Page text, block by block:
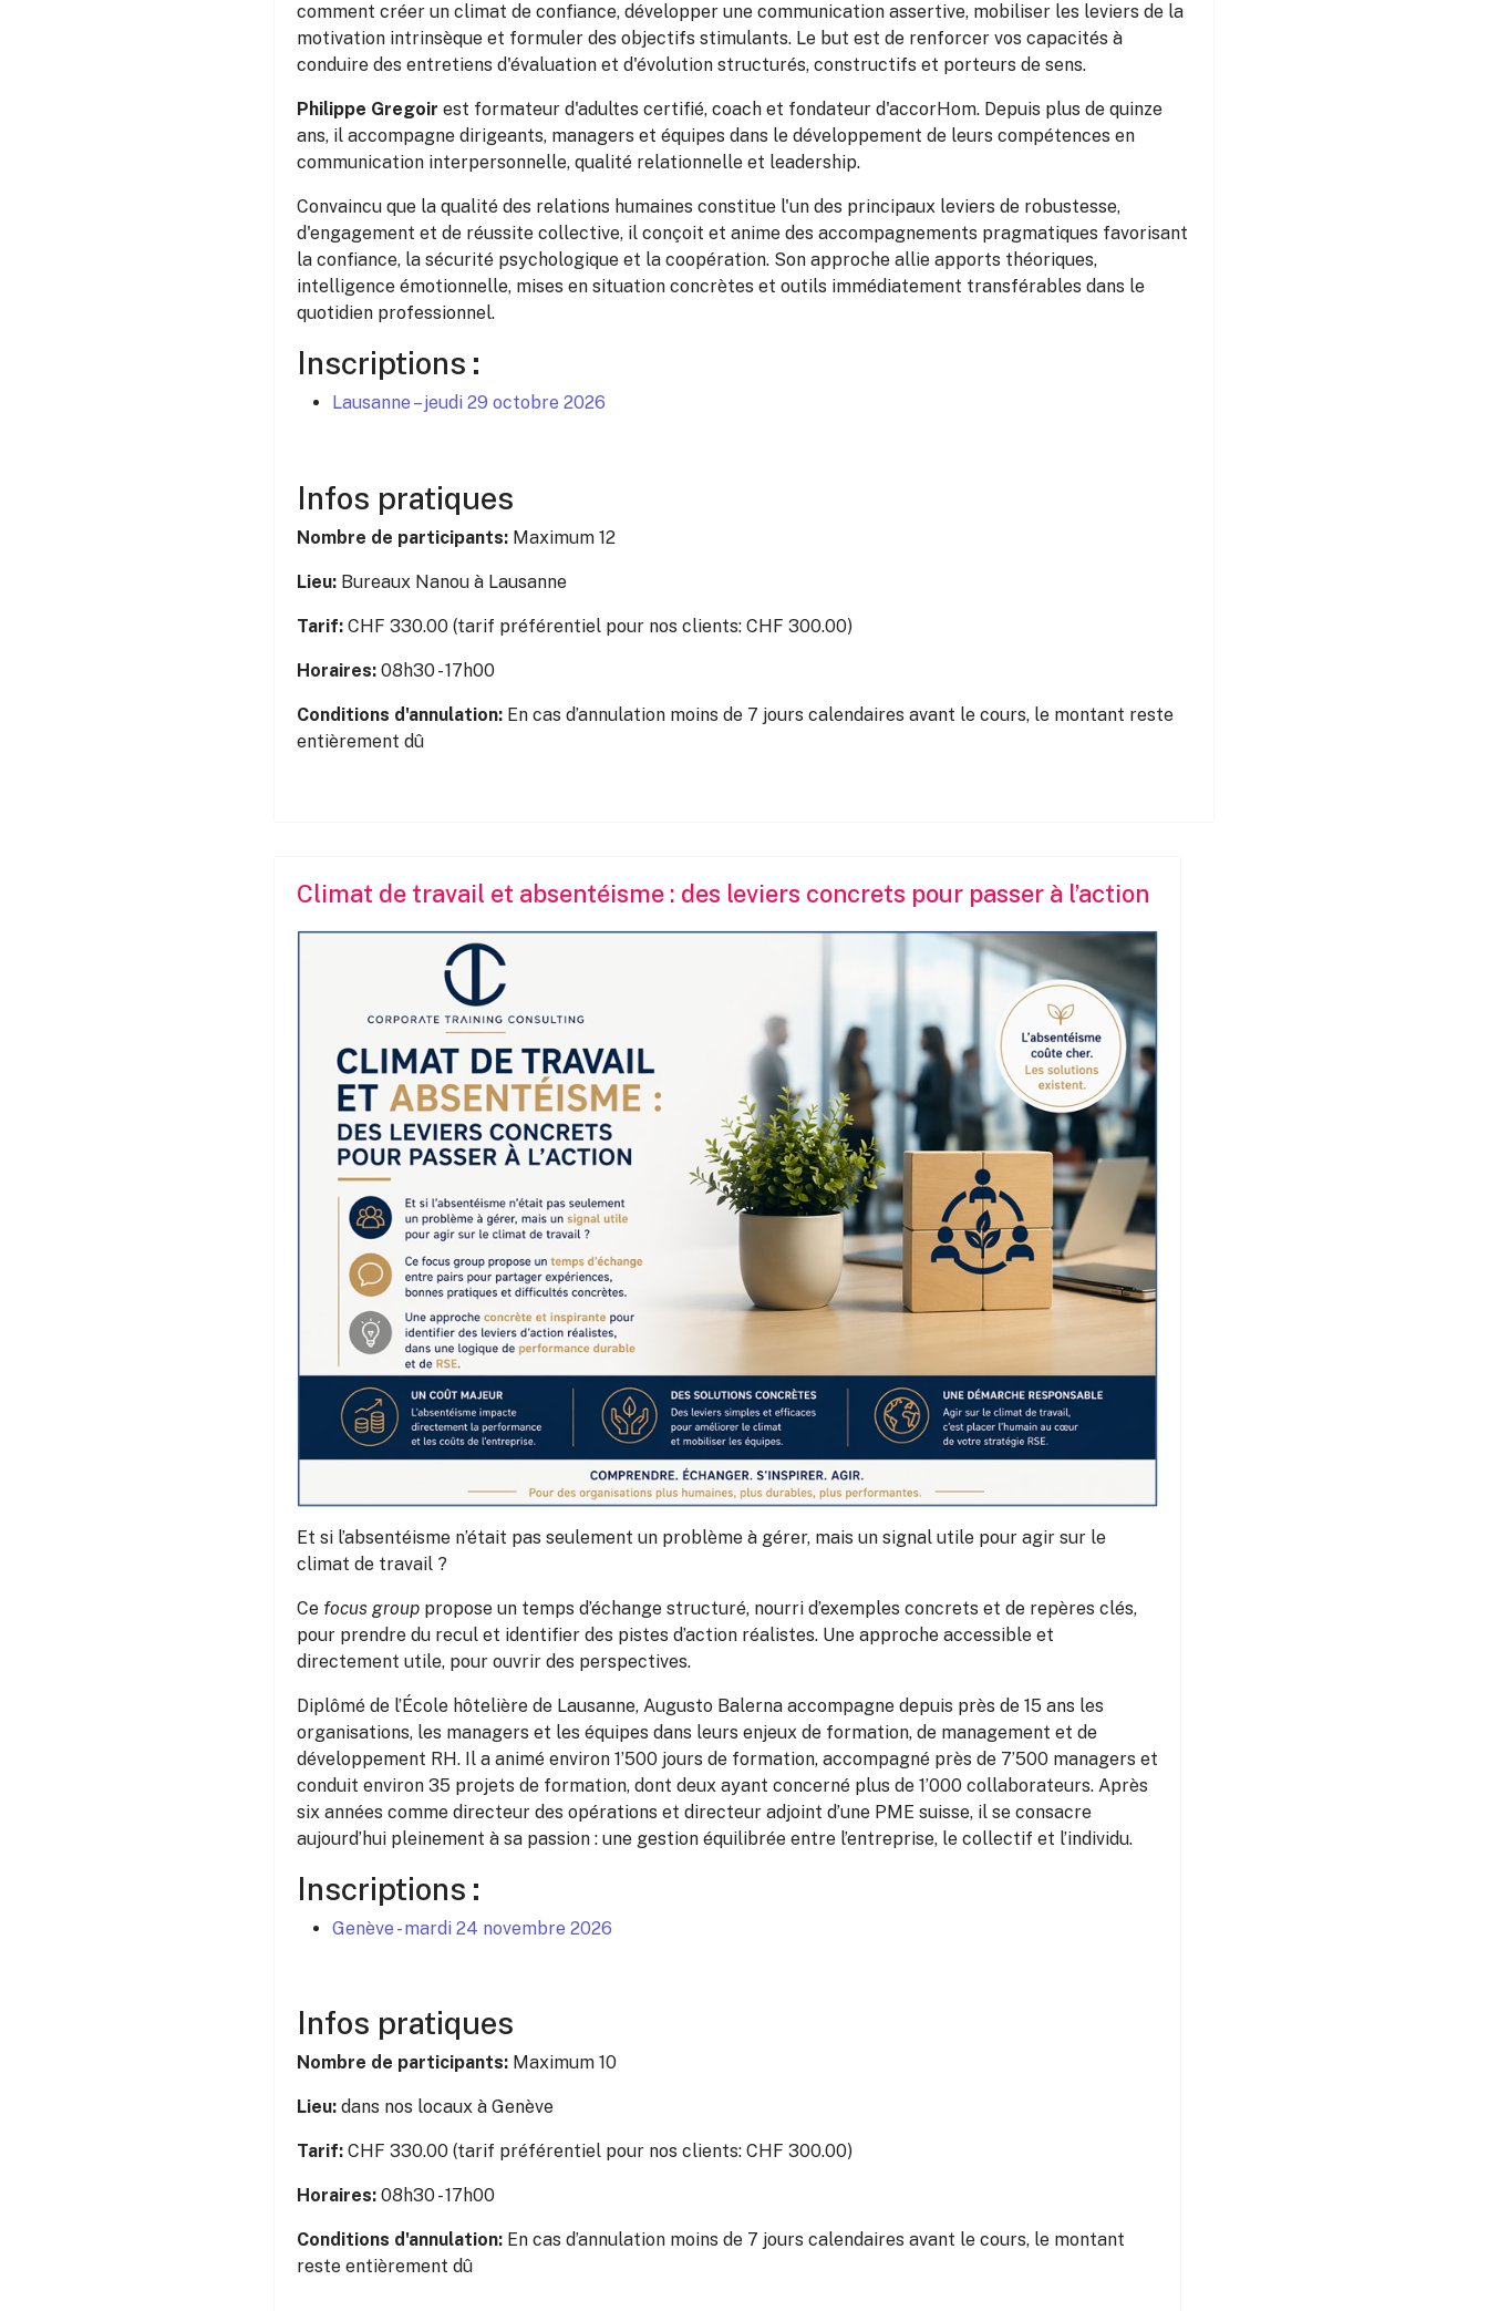
comment créer un climat de confiance, développer une communication assertive, mobiliser les leviers de la
motivation intrinsèque et formuler des objectifs stimulants. Le but est de renforcer vos capacités à
conduire des entretiens d'évaluation et d'évolution structurés, constructifs et porteurs de sens.
Philippe Gregoir est formateur d'adultes certifié, coach et fondateur d'accorHom. Depuis plus de quinze
ans, il accompagne dirigeants, managers et équipes dans le développement de leurs compétences en
communication interpersonnelle, qualité relationnelle et leadership.
Convaincu que la qualité des relations humaines constitue l'un des principaux leviers de robustesse,
d'engagement et de réussite collective, il conçoit et anime des accompagnements pragmatiques favorisant
la confiance, la sécurité psychologique et la coopération. Son approche allie apports théoriques,
intelligence émotionnelle, mises en situation concrètes et outils immédiatement transférables dans le
quotidien professionnel.
Inscriptions :
Lausanne – jeudi 29 octobre 2026
Infos pratiques
Nombre de participants: Maximum 12
Lieu: Bureaux Nanou à Lausanne
Tarif: CHF 330.00 (tarif préférentiel pour nos clients: CHF 300.00)
Horaires: 08h30 - 17h00
Conditions d'annulation: En cas d’annulation moins de 7 jours calendaires avant le cours, le montant reste
entièrement dû
Climat de travail et absentéisme : des leviers concrets pour passer à l’action
Et si l’absentéisme n’était pas seulement un problème à gérer, mais un signal utile pour agir sur le
climat de travail ?
Ce focus group propose un temps d’échange structuré, nourri d’exemples concrets et de repères clés,
pour prendre du recul et identifier des pistes d’action réalistes. Une approche accessible et
directement utile, pour ouvrir des perspectives.
Diplômé de l’École hôtelière de Lausanne, Augusto Balerna accompagne depuis près de 15 ans les
organisations, les managers et les équipes dans leurs enjeux de formation, de management et de
développement RH. Il a animé environ 1’500 jours de formation, accompagné près de 7’500 managers et
conduit environ 35 projets de formation, dont deux ayant concerné plus de 1’000 collaborateurs. Après
six années comme directeur des opérations et directeur adjoint d’une PME suisse, il se consacre
aujourd’hui pleinement à sa passion : une gestion équilibrée entre l’entreprise, le collectif et l’individu.
Inscriptions :
Genève - mardi 24 novembre 2026
Infos pratiques
Nombre de participants: Maximum 10
Lieu: dans nos locaux à Genève
Tarif: CHF 330.00 (tarif préférentiel pour nos clients: CHF 300.00)
Horaires: 08h30 - 17h00
Conditions d'annulation: En cas d’annulation moins de 7 jours calendaires avant le cours, le montant
reste entièrement dû